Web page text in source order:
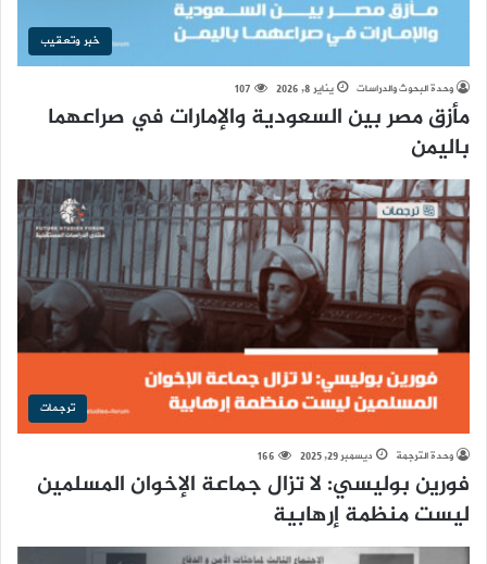
خبر وتعقيب
وحدة البحوث والدراسات يناير 8, 2026 107
مأزق مصر بين السعودية والإمارات في صراعهما
باليمن
ترجمات
وحدة الترجمة ديسمبر 29, 2025 166
فورين بوليسي: لا تزال جماعة الإخوان المسلمين
ليست منظمة إرهابية